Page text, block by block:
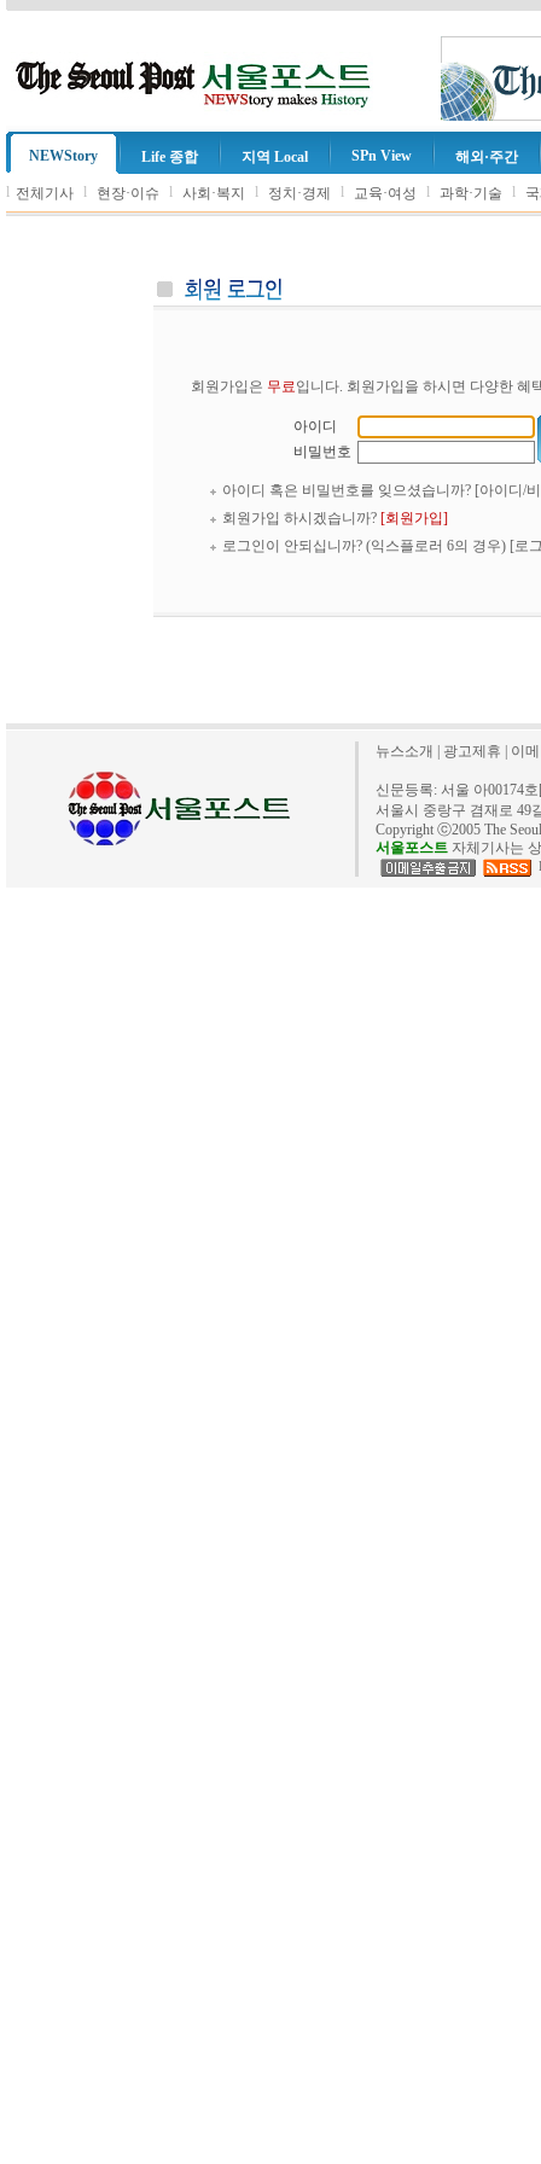
NEWStory Life 종합 지역 Local SPn View 해외·주간
l 전체기사 l 현장·이슈 l 사회·복지 l 정치·경제 l 교육·여성 l 과학·기술 l
회원가입은 무료입니다. 회원가입을 하시면 다양한 혜
아이디
비밀번호
아이디 혹은 비밀번호를 잊으셨습니까? [아이디/
회원가입 하시겠습니까? [회원가입]
로그인이 안되십니까? (익스플로러 6의 경우) [로
뉴스소개 광고제휴 이
신문등록: 서울 아00174
서울시 중랑구 겸재로 49
Copyright ⓒ2005 The
서울포스트 자체기사는